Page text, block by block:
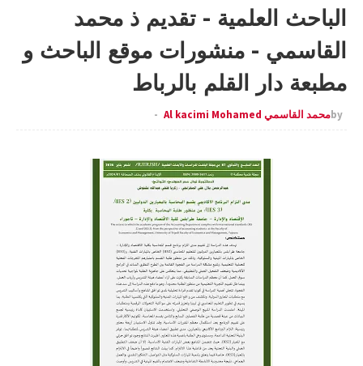
الباحث العلمية - تقديم ذ محمد
القاسمي - منشورات موقع الباحث و
مطبعة دار القلم بالرباط
byمحمد القاسمي Al kacimi Mohamed